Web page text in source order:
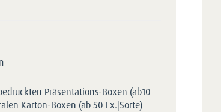
Präsentations-Boxen (ab10
Karton-Boxen (ab 50 Ex.|Sorte)